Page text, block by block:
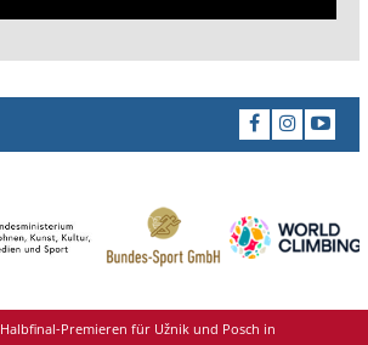
Halbfinal-Premieren für Užnik und Posch in